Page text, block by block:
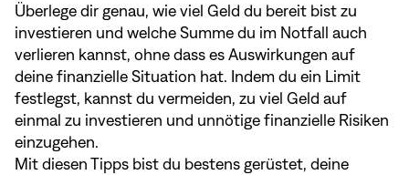
Überlege dir genau, wie viel Geld du bereit bist zu
investieren und welche Summe du im Notfall auch
verlieren kannst, ohne dass es Auswirkungen auf
deine finanzielle Situation hat. Indem du ein Limit
festlegst, kannst du vermeiden, zu viel Geld auf
einmal zu investieren und unnötige finanzielle Risiken
einzugehen.
Mit diesen Tipps bist du bestens gerüstet, deine